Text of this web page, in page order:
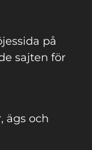
på
sajten för
ägs och